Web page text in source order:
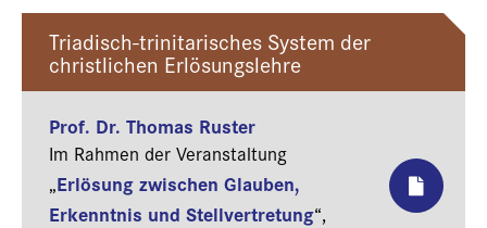
Triadisch-trinitarisches System der
christlichen Erlösungslehre
Prof. Dr. Thomas Ruster
Im Rahmen der Veranstaltung
„Erlösung zwischen Glauben,
Erkenntnis und Stellvertretung“,